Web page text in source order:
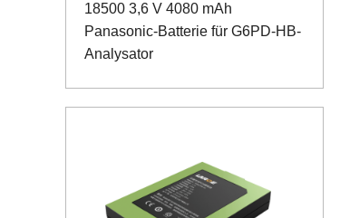
18500 3,6 V 4080 mAh
Panasonic-Batterie für G6PD-HB-
Analysator